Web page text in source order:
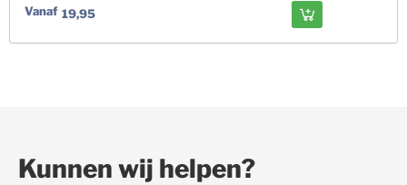
Vanaf 19,95
Kunnen wij helpen?